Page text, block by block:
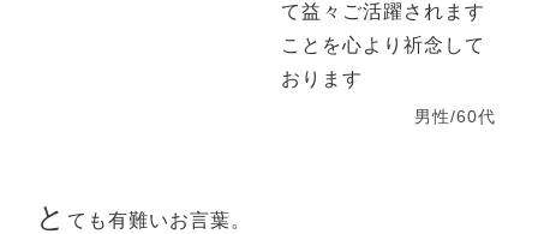
て益々ご活躍されます
ことを心より祈念して
おります
男性/60代
と ても有難いお言葉。